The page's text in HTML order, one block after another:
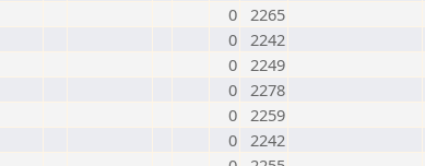
0 2265
0 2242
0 2249
0 2278
0 2259
0 2242